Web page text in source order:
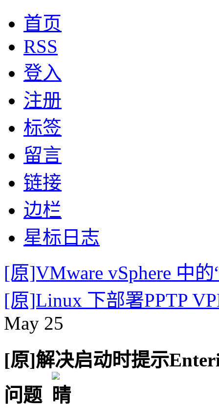
首页
RSS
登入
注册
标签
留言
链接
边栏
星标日志
[原]VMware vSphere 中
[原]Linux 下部署PPTP
May 25
[原]解决启动时提示
问题